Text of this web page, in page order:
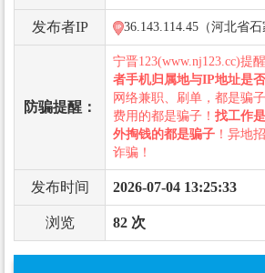
发布者IP 36.143.114.45（河北省石
防骗提醒：
宁晋123(www.nj123.cc)提醒
者手机归属地与IP地址是
网络兼职、刷单，都是骗
费用的都是骗子！ 找工作
外掏钱的都是骗子 ！异地
诈骗！
发布时间 2026-07-04 13:25:33
浏览 82 次